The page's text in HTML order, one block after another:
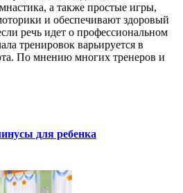
а также простые игры,
и обеспечивают здоровый
речь идет о профессиональном
тренировок варьируется в
По мнению многих тренеров и
для ребенка